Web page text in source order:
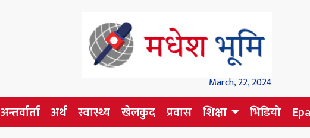
March, 22, 2024
अन्तर्वार्ता अर्थ स्वास्थ्य खेलकुद प्रवास शिक्षा भिडियो